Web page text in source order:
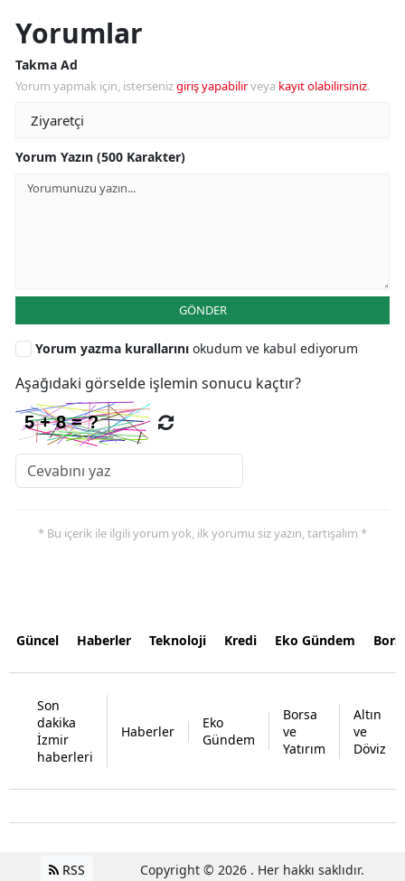
Yorumlar
Takma Ad
Yorum yapmak için, istersenizgiriş yapabilirveya kayıt olabilirsiniz.
Yorum Yazın (500 Karakter)
GÖNDER
Yorum yazma kurallarını okudum ve kabul ediyorum
Aşağıdaki görselde işlemin sonucu kaçtır?
* Bu içerik ile ilgili yorum yok, ilk yorumu siz yazın, tartışalım *
Güncel Haberler Teknoloji Kredi Eko Gündem
Son
dakika
İzmir
haberleri
Haberler
Eko
Gündem
Borsa
ve
Yatırım
Altın
ve
Döviz
RSS Copyright © 2026 . Her hakkı saklıdır.